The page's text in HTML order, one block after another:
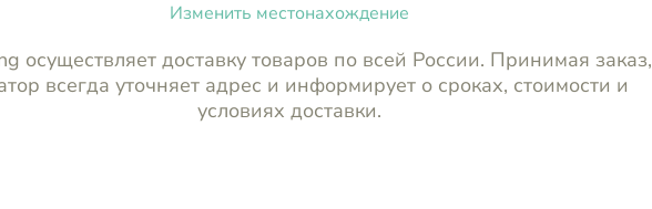
Изменить местонахождение
осуществляет доставку товаров по всей России. Принимая заказ,
всегда уточняет адрес и информирует о сроках, стоимости и
условиях доставки.